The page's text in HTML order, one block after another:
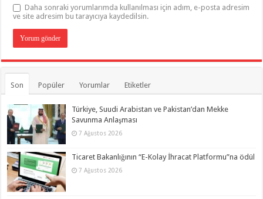
Daha sonraki yorumlarımda kullanılması için adım, e-posta adresim
ve site adresim bu tarayıcıya kaydedilsin.
Son Popüler Yorumlar Etiketler
Türkiye, Suudi Arabistan ve Pakistan’dan Mekke
Savunma Anlaşması
7 Ağustos 2026
Ticaret Bakanlığının “E-Kolay İhracat Platformu”na ödül
7 Ağustos 2026